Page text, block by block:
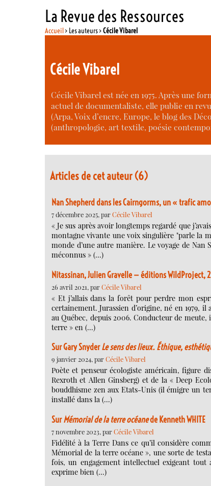
La Revue des Ressources
Accueil> Les auteurs >Cécile Vibarel
Cécile Vibarel
Cécile Vibarel est née en 1975. Après une
actuel de documentaliste, elle publie en
(Arpa, Voix d’encre, Europe, le blog des
(anthropologie, art textile, poésie
Articles de cet auteur (6)
Nan Shepherd dans les Cairngorms, un « trafic
7 décembre 2025, parCécile Vibarel
« Je sus après avoir longtemps regardé que
montagne vivante une voix singulière "parle la
monde d’une autre manière. Le voyage de
méconnus » (…)
Nitassinan, Julien Gravelle — éditions WildProject,
26 avril 2021, parCécile Vibarel
« Et j’allais dans la forêt pour perdre mon
certainement. Jurassien d’origine, né en 1979,
au Québec, depuis 2006. Conducteur de
terre » en (…)
Sur Gary SnyderLe sens des lieux. Éthique,
9 janvier 2024, parCécile Vibarel
Poète et penseur écologiste américain, figure
Rexroth et Allen Ginsberg) et de la « Deep
bouddhisme zen aux Etats-Unis (il émigre un
installé dans la (…)
SurMémorial de la terre océanede Kenneth WHITE
7 novembre 2023, parCécile Vibarel
Fidélité à la Terre Dans ce qu’il considère
Mémorial de la terre océane », une sorte de
fois, un engagement intellectuel exigeant
exprime bien (…)